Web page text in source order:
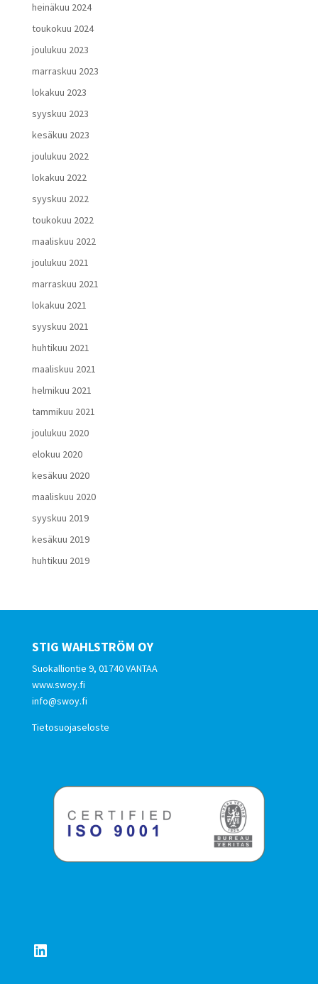
heinäkuu 2024
toukokuu 2024
joulukuu 2023
marraskuu 2023
lokakuu 2023
syyskuu 2023
kesäkuu 2023
joulukuu 2022
lokakuu 2022
syyskuu 2022
toukokuu 2022
maaliskuu 2022
joulukuu 2021
marraskuu 2021
lokakuu 2021
syyskuu 2021
huhtikuu 2021
maaliskuu 2021
helmikuu 2021
tammikuu 2021
joulukuu 2020
elokuu 2020
kesäkuu 2020
maaliskuu 2020
syyskuu 2019
kesäkuu 2019
huhtikuu 2019
STIG WAHLSTRÖM OY
Suokalliontie 9, 01740 VANTAA
www.swoy.fi
info@swoy.fi
Tietosuojaseloste
LinkedIn